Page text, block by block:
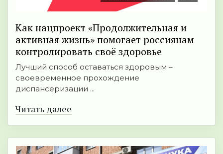
Как нацпроект «Продолжительная и
активная жизнь» помогает россиянам
контролировать своё здоровье
Лучший способ оставаться здоровым –
своевременное прохождение
диспансеризации ...
Читать далее